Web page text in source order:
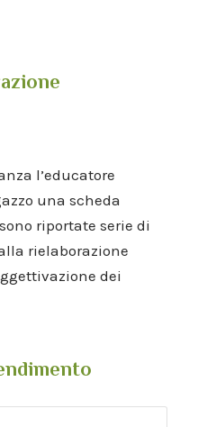
l’educatore
una scheda
riportate serie di
rielaborazione
dei